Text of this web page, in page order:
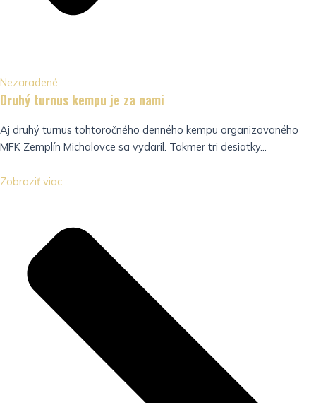
Nezaradené
Druhý turnus kempu je za nami
Aj druhý turnus tohtoročného denného kempu organizovaného
MFK Zemplín Michalovce sa vydaril. Takmer tri desiatky...
Zobraziť viac